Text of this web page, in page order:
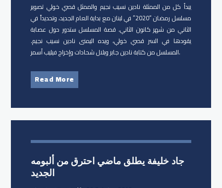
يبدأ كل من الممثلة ​نادين نسيب نجيم والممثل ​قصي خولي تصوير
مسلسل رمضان “2020” في لبنان مع بداية العام الجديد، وتحديداً في
الثاني من شهر كانون الثاني. قصة المسلسل ستدور حول عصابة
يقودها في السر قصي خولي، ويده اليمنى نادين نسيب نجيم.
المسلسل من كتابة نادين جابر وبلال شحادات وإخراج فيليب أسمر.
Read More
جاد خليفة يطلق ماضي احترق من ألبومه
الجديد